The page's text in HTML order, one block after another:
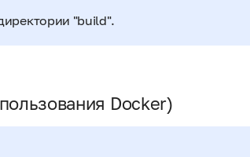
"build".
Docker)